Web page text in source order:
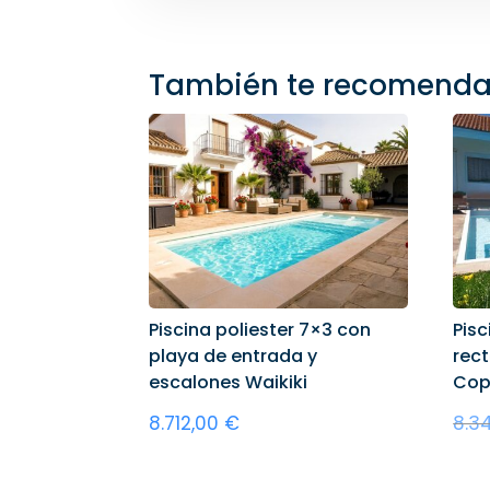
También te
Piscina poliester 7×3 con
playa de entrada y
escalones Waikiki
8.712,00 €